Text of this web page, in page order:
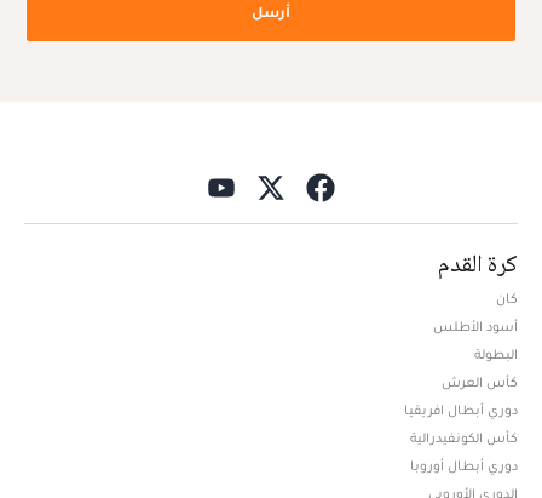
أرسل
كرة القدم
كان
أسود الأطلس
البطولة
كأس العرش
دوري أبطال افريقيا
كأس الكونفيدرالية
دوري أبطال أوروبا
الدوري الأوروبي